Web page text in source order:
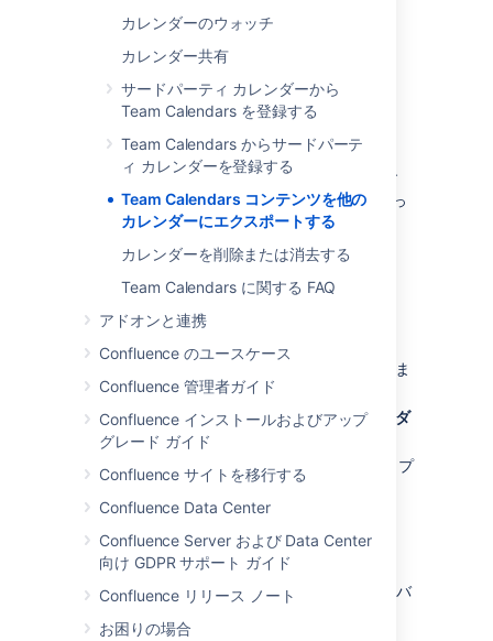
カレンダーのウォッチ
カレンダー共有
サードパーティ カレンダーから
Team Calendars を登録する
Team Calendars からサードパーテ
ィ カレンダーを登録する
Team Calendars コンテンツを他の
カレンダーにエクスポートする
カレンダーを削除または消去する
Team Calendars に関する FAQ
アドオンと連携
Confluence のユースケース
Confluence 管理者ガイド
Confluence インストールおよびアップ
グレード ガイド
Confluence サイトを移行する
Confluence Data Center
Confluence Server および Data Center
向け GDPR サポート ガイド
Confluence リリース ノート
お困りの場合
Google カレンダー
これらは Google G Suite Calendar の手順です
(2018 年 3 月時点)。お使いのバージョンによっ
ては少し異なる場合があります。
その他のオプション
(カレンダーの右側) を選択し、
[iCalendar にエクスポート
す。
.ics ファイルをコンピューターに保存しま
す。
Google カレンダーを開き、[他のカレンダ
ーの追加] > [
保存した .ics ファイルを探して選択し、プ
ロンプトに従ってインポートします。
Outlook
これらは Outlook 2016 の手順です。お使いのバ